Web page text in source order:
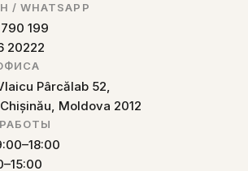
/ WHATSAPP
199
20222
Pârcălab 52,
Chișinău, Moldova 2012